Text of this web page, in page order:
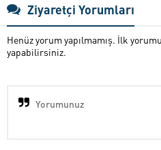
Ziyaretçi Yorumları
Henüz yorum yapılmamış. İlk
yapabilirsiniz.